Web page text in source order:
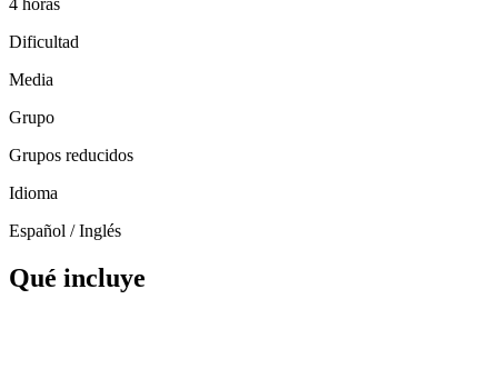
Dificultad
Media
Grupo
Grupos reducidos
Idioma
Español / Inglés
Qué incluye